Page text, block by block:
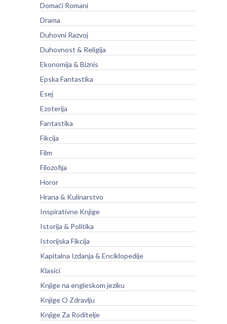
Domaći Romani
Drama
Duhovni Razvoj
Duhovnost & Religija
Ekonomija & Biznis
Epska Fantastika
Esej
Ezoterija
Fantastika
Fikcija
Film
Filozofija
Horor
Hrana & Kulinarstvo
Inspirativne Knjige
Istorija & Politika
Istorijska Fikcija
Kapitalna Izdanja & Enciklopedije
Klasici
Knjige na engleskom jeziku
Knjige O Zdravlju
Knjige Za Roditelje